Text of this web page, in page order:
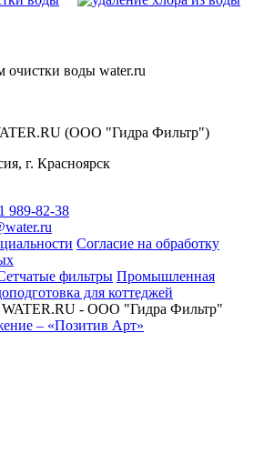
очистки воды water.ru
(ООО "Гидра Фильтр")
, г. Красноярск
989-82-38
Согласие на обработку
фильтры Промышленная
для коттеджей
- ООО "Гидра Фильтр"
– «Позитив Арт»